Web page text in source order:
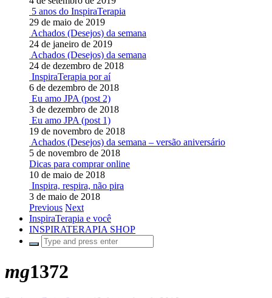
5 anos do InspiraTerapia
29 de maio de 2019
Achados (Desejos) da semana
24 de janeiro de 2019
Achados (Desejos) da semana
24 de dezembro de 2018
InspiraTerapia por aí
6 de dezembro de 2018
Eu amo JPA (post 2)
3 de dezembro de 2018
Eu amo JPA (post 1)
19 de novembro de 2018
Achados (Desejos) da semana – versão aniversário
5 de novembro de 2018
Dicas para comprar online
10 de maio de 2018
Inspira, respira, não pira
3 de maio de 2018
Previous Next
InspiraTerapia e você
INSPIRATERAPIA SHOP
mg1372